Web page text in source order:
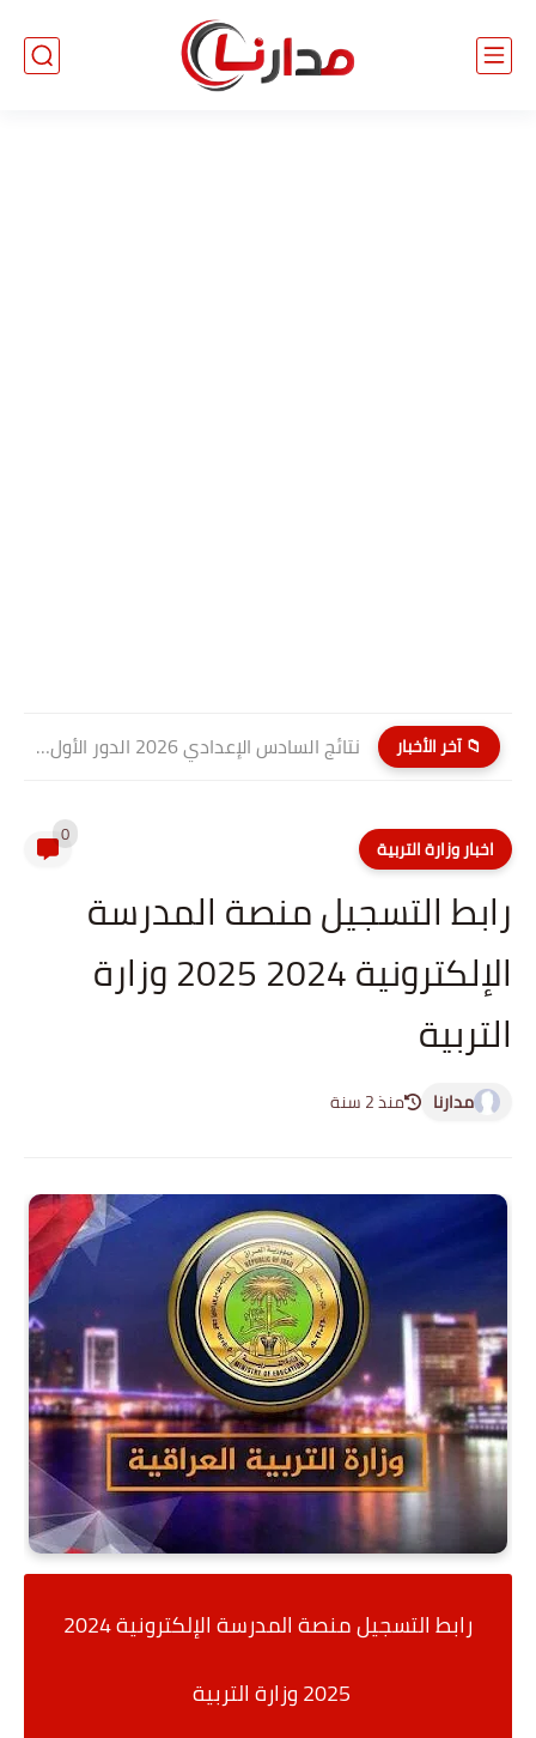
📁 آخر الأخبار نتائج السادس الإعدادي 2026 الدور الأول PDF كربلاء المقدسة| موقع...
اخبار وزارة التربية 0
رابط التسجيل منصة المدرسة
الإلكترونية 2024 2025 وزارة
التربية
مدارنا منذ 2 سنة
رابط التسجيل منصة المدرسة الإلكترونية 2024
2025 وزارة التربية